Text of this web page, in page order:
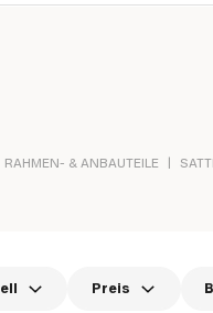
RAHMEN- & ANBAUTEILE |
Preis